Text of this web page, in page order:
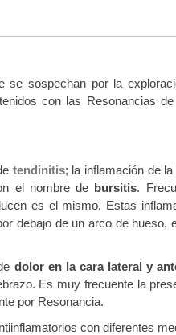
se sospechan por la
con las Resonancias
tendinitis; la inflamación de la
el nombre de bursitis.
es el mismo. Estas
debajo de un arco de hueso,
dolor en la cara lateral y
Es muy frecuente la
por Resonancia.
con diferentes